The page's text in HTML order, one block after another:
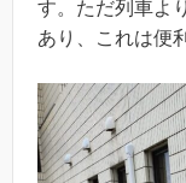
す。ただ列車よ
あり、これは便利